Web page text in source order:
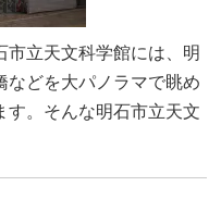
市立天文科学館には、明
などを大パノラマで眺め
す。そんな明石市立天文